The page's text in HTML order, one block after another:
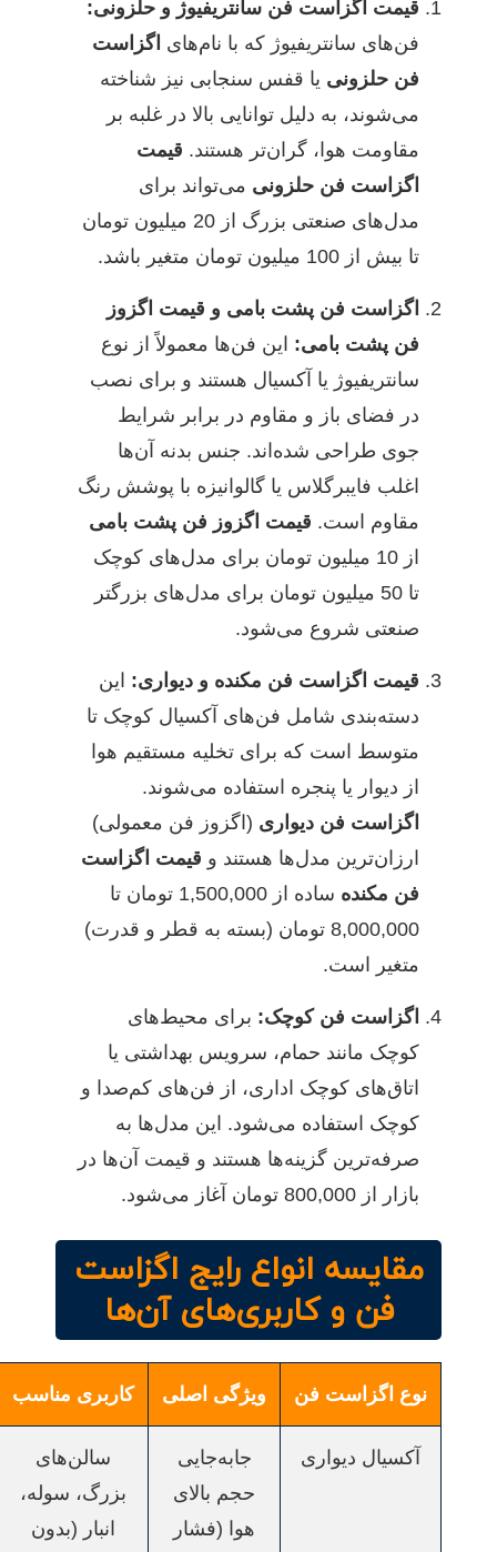
قیمت اگزاست فن سانتریفیوژ و حلزونی:
فن‌های سانتریفیوژ که با نام‌های اگزاست
فن حلزونی یا قفس سنجابی نیز شناخته
می‌شوند، به دلیل توانایی بالا در غلبه بر
مقاومت هوا، گران‌تر هستند. قیمت
اگزاست فن حلزونی می‌تواند برای
مدل‌های صنعتی بزرگ از 20 میلیون تومان
تا بیش از 100 میلیون تومان متغیر باشد.
اگزاست فن پشت بامی و قیمت اگزوز
فن پشت بامی: این فن‌ها معمولاً از نوع
سانتریفیوژ یا آکسیال هستند و برای نصب
در فضای باز و مقاوم در برابر شرایط
جوی طراحی شده‌اند. جنس بدنه آن‌ها
اغلب فایبرگلاس یا گالوانیزه با پوشش رنگ
مقاوم است. قیمت اگزوز فن پشت بامی
از 10 میلیون تومان برای مدل‌های کوچک
تا 50 میلیون تومان برای مدل‌های بزرگتر
صنعتی شروع می‌شود.
قیمت اگزاست فن مکنده و دیواری: این
دسته‌بندی شامل فن‌های آکسیال کوچک تا
متوسط است که برای تخلیه مستقیم هوا
از دیوار یا پنجره استفاده می‌شوند.
اگزاست فن دیواری (اگزوز فن معمولی)
ارزان‌ترین مدل‌ها هستند و قیمت اگزاست
فن مکنده
ساده از 1,500,000 تومان تا
8,000,000 تومان (بسته به قطر و قدرت)
متغیر است.
اگزاست فن کوچک: برای محیط‌های
کوچک مانند حمام، سرویس بهداشتی یا
اتاق‌های کوچک اداری، از فن‌های کم‌صدا و
کوچک استفاده می‌شود. این مدل‌ها به
صرفه‌ترین گزینه‌ها هستند و قیمت آن‌ها در
بازار از 800,000 تومان آغاز می‌شود.
مقایسه انواع رایج اگزاست
فن و کاربری‌های آن‌ها
نوع اگزاست فن ویژگی اصلی کاربری مناسب
آکسیال دیواری
جابه‌جایی
حجم بالای
هوا (فشار
سالن‌های
بزرگ، سوله،
انبار (بدون